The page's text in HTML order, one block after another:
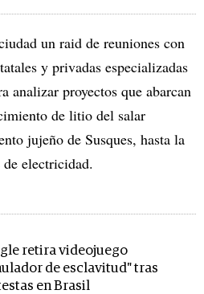
un raid de reuniones con
y privadas especializadas
analizar proyectos que abarcan
de litio del salar
jujeño de Susques, hasta la
electricidad.
retira videojuego
de esclavitud" tras
en Brasil